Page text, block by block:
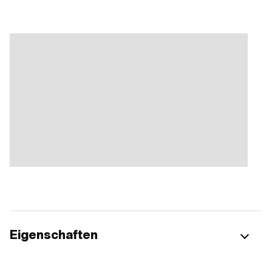
Eigenschaften